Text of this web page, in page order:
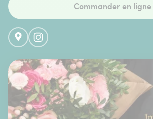
Commander en ligne